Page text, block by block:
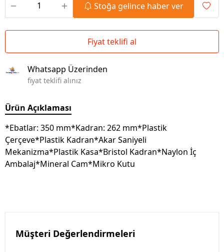
Stoğa gelince haber ver
Fiyat teklifi al
Whatsapp Üzerinden
fiyat teklifi alınız
Ürün Açıklaması
*Ebatlar: 350 mm*Kadran: 262 mm*Plastik
Çerçeve*Plastik Kadran*Akar Saniyeli
Mekanizma*Plastik Kasa*Bristol Kadran*Naylon İç
Ambalaj*Mineral Cam*Mikro Kutu
Müşteri Değerlendirmeleri